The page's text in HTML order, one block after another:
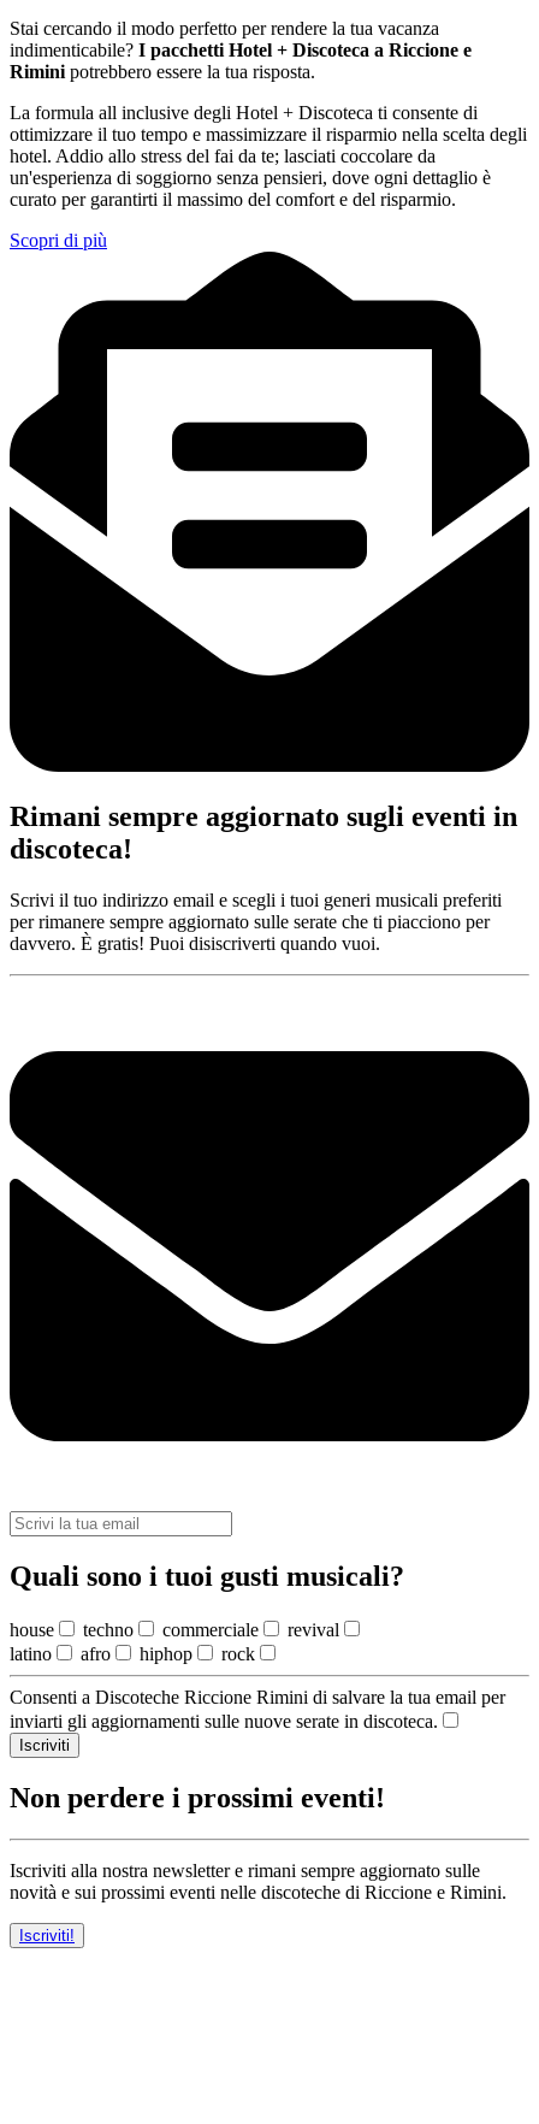
Stai cercando il modo perfetto per rendere la tua vacanza
indimenticabile? I pacchetti Hotel + Discoteca a Riccione e
Rimini potrebbero essere la tua risposta.
La formula all inclusive degli Hotel + Discoteca ti consente di
ottimizzare il tuo tempo e massimizzare il risparmio nella scelta degli
hotel. Addio allo stress del fai da te; lasciati coccolare da
un'esperienza di soggiorno senza pensieri, dove ogni dettaglio è
curato per garantirti il massimo del comfort e del risparmio.
Scopri di più
Rimani sempre aggiornato sugli eventi in
discoteca!
Scrivi il tuo indirizzo email e scegli i tuoi generi musicali preferiti
per rimanere sempre aggiornato sulle serate che ti piacciono per
davvero. È gratis! Puoi disiscriverti quando vuoi.
Quali sono i tuoi gusti musicali?
house techno commerciale
revival
latino
afro hiphop rock
Consenti a Discoteche Riccione Rimini di salvare la tua email per
inviarti gli aggiornamenti sulle nuove serate in discoteca.
Iscriviti
Non perdere i prossimi eventi!
Iscriviti alla nostra newsletter e rimani sempre aggiornato sulle
novità e sui prossimi eventi nelle discoteche di Riccione e Rimini.
Iscriviti!